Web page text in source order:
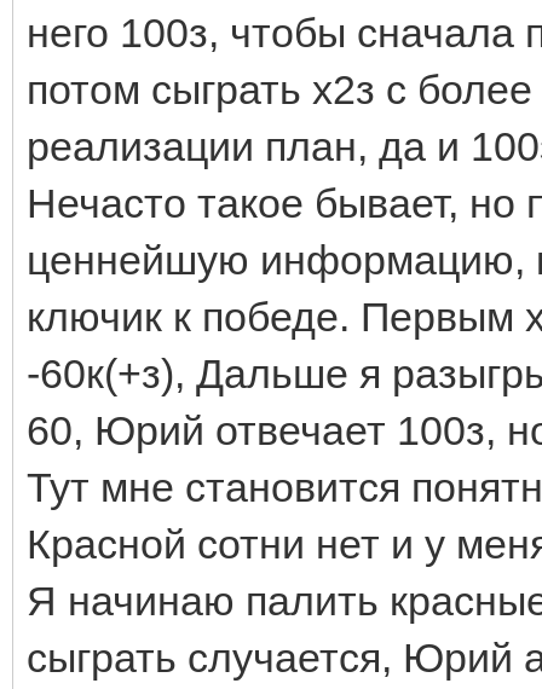
него 100з, чтобы сначала
потом сыграть х2з с
реализации план, да и
Нечасто такое бывает,
ценнейшую информацию,
ключик к победе. Первым
-60к(+з), Дальше я
60, Юрий отвечает 100з,
Тут мне становится
Красной сотни нет и у
Я начинаю палить
сыграть случается, Юрий